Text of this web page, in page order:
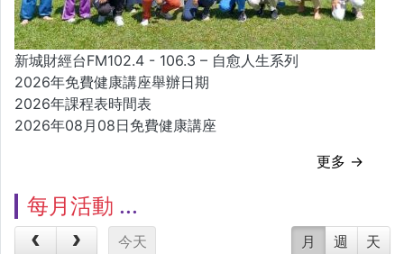
新城財經台FM102.4 - 106.3 – 自愈人生系列
2026年免費健康講座舉辦日期
2026年課程表時間表
2026年08月08日免費健康講座
更多 →
每月活動
今天 月 週 天